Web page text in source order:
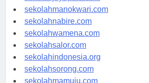
sekolahjayapura.com
sekolahmanokwari.com
sekolahnabire.com
sekolahwamena.com
sekolahsalor.com
sekolahindonesia.org
sekolahsorong.com